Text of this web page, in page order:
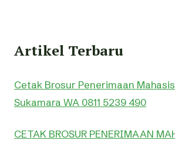
Artikel Terbaru
Cetak Brosur Penerimaan
Sukamara WA 0811 5239 490
CETAK BROSUR PENERIMAAN